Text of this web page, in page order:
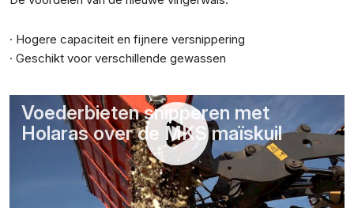
· Hogere capaciteit en fijnere versnippering
· Geschikt voor verschillende gewassen
Voederbieten snipperen met
Holaras over de MKS maïskuil